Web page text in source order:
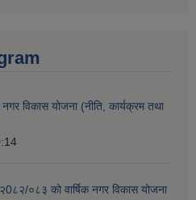
विकास योजना (नीति, कार्यक्रम तथा
२0८२/०८३ को वार्षिक नगर विकास योजना